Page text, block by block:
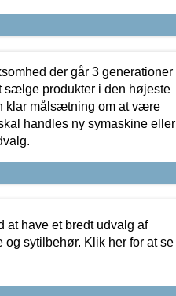
der går 3 generationer
produkter i den højeste
klar målsætning om at være
handles ny symaskine eller
at have et bredt udvalg af
og sytilbehør. Klik her for at se